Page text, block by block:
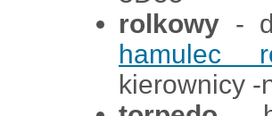
rolkowy -
hamulec
kierownicy -